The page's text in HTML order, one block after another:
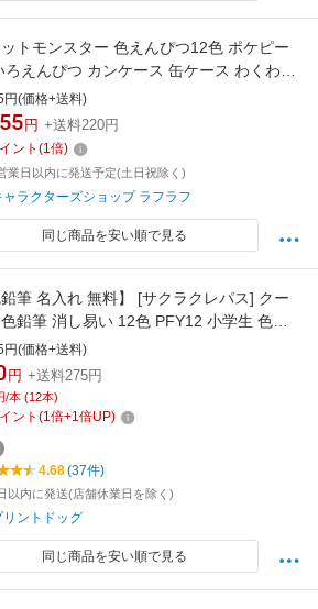
トモンスター 色えんぴつ12色 ポケピー
ろえんぴつ カンケース 缶ケース わくわく
シリーズ 691020
円(価格+送料)
円 +送料220円
ント (1倍)
業日以内に発送予定(土日祝除く)
ャラクターズショップ ラフラフ
同じ商品を安い順で見る
鉛筆 名入れ 無料】 [サクラクレパス] クー
鉛筆 消し易い 12色 PFY12 小学生 色鉛
前 入り 名前入り 鉛筆名入れ ギフト プレ
卒業 卒園 入学 入園 男の子 女の子 祝い
円(価格+送料)
円 +送料275円
/本 (12本)
ント (1倍+1倍UP)
4.68(37件)
以内に発送(店舗休業日を除く)
リントドッグ
同じ商品を安い順で見る